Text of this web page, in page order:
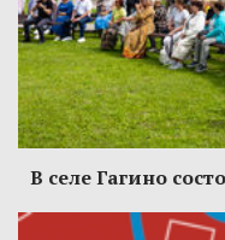
В селе Гагино